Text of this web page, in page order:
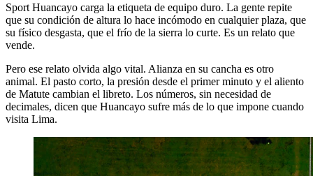
Sport Huancayo carga la etiqueta de equipo duro. La gente repite
que su condición de altura lo hace incómodo en cualquier plaza, que
su físico desgasta, que el frío de la sierra lo curte. Es un relato que
vende.
Pero ese relato olvida algo vital. Alianza en su cancha es otro
animal. El pasto corto, la presión desde el primer minuto y el aliento
de Matute cambian el libreto. Los números, sin necesidad de
decimales, dicen que Huancayo sufre más de lo que impone cuando
visita Lima.